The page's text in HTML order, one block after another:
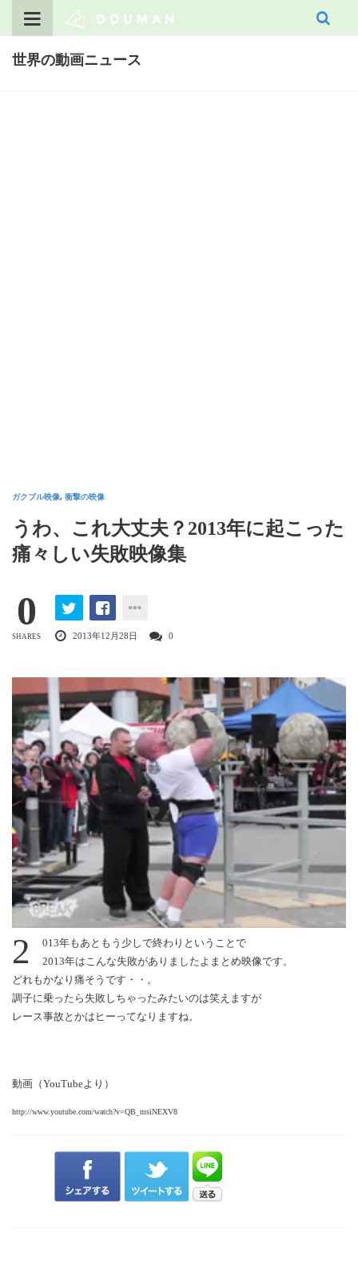
世界の動画ニュース
ガクブル映像, 衝撃の映像
うわ、これ大丈夫？2013年に起こった
痛々しい失敗映像集
0
SHARES 2013年12月28日 0
2
013年もあともう少しで終わりということで
2013年はこんな失敗がありましたよまとめ映像です。
どれもかなり痛そうです・・。
調子に乗ったら失敗しちゃったみたいのは笑えますが
レース事故とかはヒーってなりますね。
動画（YouTubeより）
http://www.youtube.com/watch?v=QB_msiNEXV8